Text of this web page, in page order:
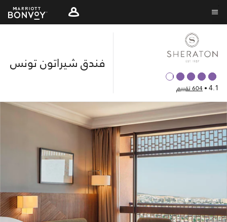
Skip
to
content
نص القائمة
4.1
•604 تقييم
فندق شيراتون تونس